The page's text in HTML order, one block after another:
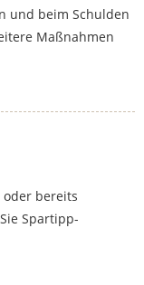
und beim Schulden
Maßnahmen
bereits
Spartipp-